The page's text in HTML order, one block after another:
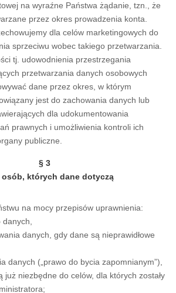
na wyraźne Państwa żądanie, tzn., że
przez okres prowadzenia konta.
dla celów marketingowych do
sprzeciwu wobec takiego przetwarzania.
tj. udowodnienia przestrzegania
przetwarzania danych osobowych
dane przez okres, w którym
jest do zachowania danych lub
dla udokumentowania
prawnych i umożliwienia kontroli ich
publiczne.
§ 3
osób, których dane dotyczą
na mocy przepisów uprawnienia:
danych, gdy dane są nieprawidłowe
danych („prawo do bycia zapomnianym”),
już niezbędne do celów, dla których zostały